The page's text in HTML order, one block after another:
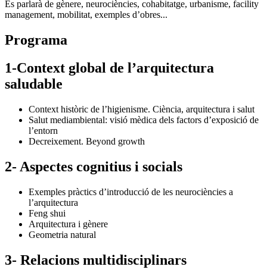
Es parlarà de gènere, neurociències, cohabitatge, urbanisme, facility
management, mobilitat, exemples d’obres...
Programa
1-Context global de l’arquitectura
saludable
Context històric de l’higienisme. Ciència, arquitectura i salut
Salut mediambiental: visió mèdica dels factors d’exposició de
l’entorn
Decreixement. Beyond growth
2- Aspectes cognitius i socials
Exemples pràctics d’introducció de les neurociències a
l’arquitectura
Feng shui
Arquitectura i gènere
Geometria natural
3- Relacions multidisciplinars